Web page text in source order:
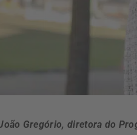
Gregório, diretora do